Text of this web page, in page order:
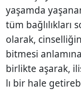
yaşamda
tüm bağlılıkları
olarak,
bitmesi
birlikte aşarak,
lı bir hale